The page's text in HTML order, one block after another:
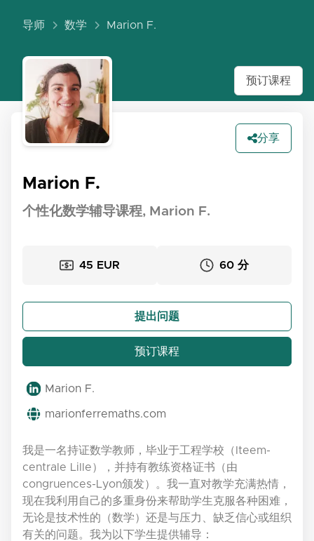
导师 数学 Marion F.
预订课程
分享
Marion F.
个性化数学辅导课程, Marion F.
45 EUR 60 分
提出问题
预订课程
Marion F.
marionferremaths.com
我是一名持证数学教师，毕业于工程学校（Iteem-
centrale Lille），并持有教练资格证书（由
congruences-Lyon颁发）。我一直对教学充满热情，
现在我利用自己的多重身份来帮助学生克服各种困难，
无论是技术性的（数学）还是与压力、缺乏信心或组织
有关的问题。我为以下学生提供辅导：